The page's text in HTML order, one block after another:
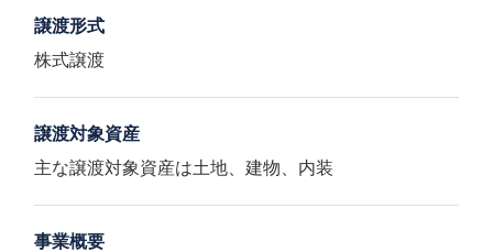
譲渡形式
株式譲渡
譲渡対象資産
主な譲渡対象資産は土地、建物、内装
事業概要